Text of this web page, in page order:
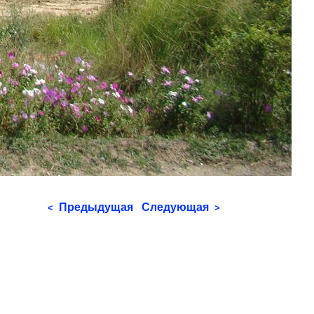
< Предыдущая Следующая >